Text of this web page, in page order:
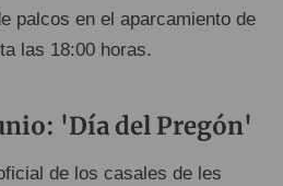
palcos en el aparcamiento de
las 18:00 horas.
'Día del Pregón'
de los casales de les